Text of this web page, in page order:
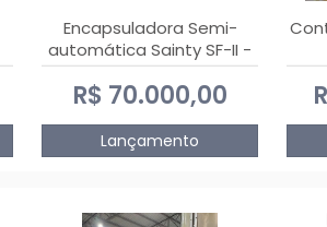
Encapsuladora Semi-
automática Sainty SF-II -
0 e 00
R$ 70.000,00
Lançamento